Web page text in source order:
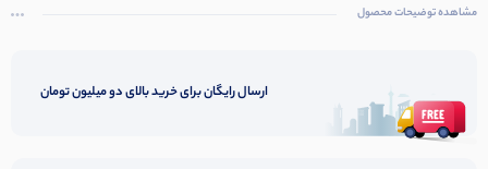
که کیفیت و طعم نوشیدنی را حفظ می‌کند.
مشاهده توضیحات محصول
ارسال رایگان برای خرید بالای دو میلیون تومان